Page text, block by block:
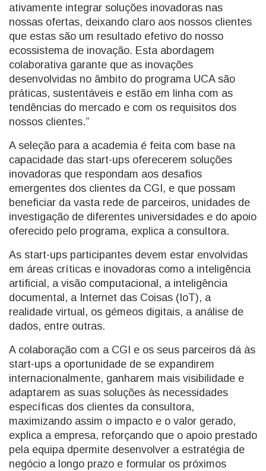
ativamente integrar soluções inovadoras nas
nossas ofertas, deixando claro aos nossos clientes
que estas são um resultado efetivo do nosso
ecossistema de inovação. Esta abordagem
colaborativa garante que as inovações
desenvolvidas no âmbito do programa UCA são
práticas, sustentáveis e estão em linha com as
tendências do mercado e com os requisitos dos
nossos clientes.”
A seleção para a academia é feita com base na
capacidade das start-ups oferecerem soluções
inovadoras que respondam aos desafios
emergentes dos clientes da CGI, e que possam
beneficiar da vasta rede de parceiros, unidades de
investigação de diferentes universidades e do apoio
oferecido pelo programa, explica a consultora.
As start-ups participantes devem estar envolvidas
em áreas críticas e inovadoras como a inteligência
artificial, a visão computacional, a inteligência
documental, a Internet das Coisas (IoT), a
realidade virtual, os gémeos digitais, a análise de
dados, entre outras.
A colaboração com a CGI e os seus parceiros dá às
start-ups a oportunidade de se expandirem
internacionalmente, ganharem mais visibilidade e
adaptarem as suas soluções às necessidades
específicas dos clientes da consultora,
maximizando assim o impacto e o valor gerado,
explica a empresa, reforçando que o apoio prestado
pela equipa dpermite desenvolver a estratégia de
negócio a longo prazo e formular os próximos